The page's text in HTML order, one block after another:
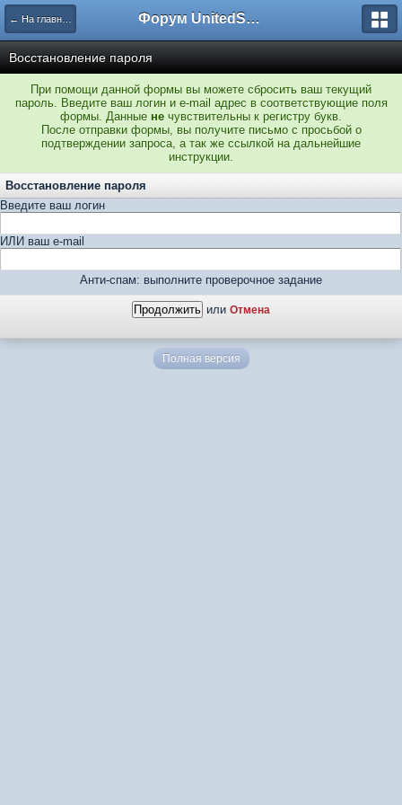
← На главную Форум UnitedSouth
Восстановление пароля
При помощи данной формы вы можете сбросить ваш текущий
пароль. Введите ваш логин и e-mail адрес в соответствующие поля
формы. Данные не чувствительны к регистру букв.
После отправки формы, вы получите письмо с просьбой о
подтверждении запроса, а так же ссылкой на дальнейшие
инструкции.
Восстановление пароля
Введите ваш логин
ИЛИ ваш e-mail
Анти-спам: выполните проверочное задание
или Отмена
Полная версия